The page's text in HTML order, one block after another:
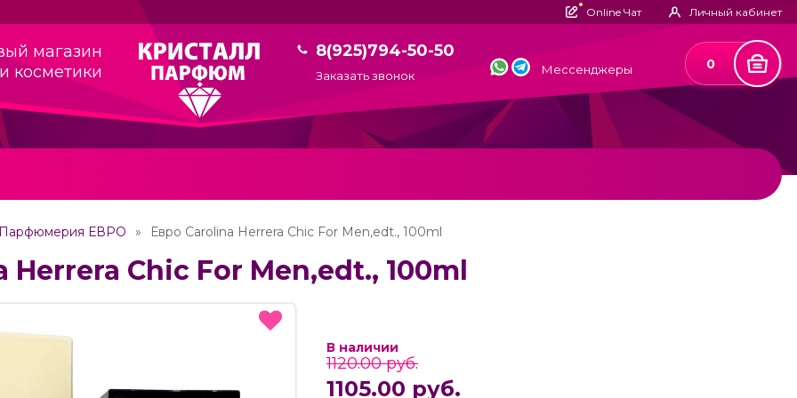
Online Чат Личный кабинет
магазин
косметики
8(925)794-50-50
Заказать звонок Мессенджеры 0
Парфюмерия ЕВРО Евро Carolina Herrera Chic For Men,edt., 100ml
Herrera Chic For Men,edt., 100ml
В наличии
1120.00 руб.
1105.00 руб.